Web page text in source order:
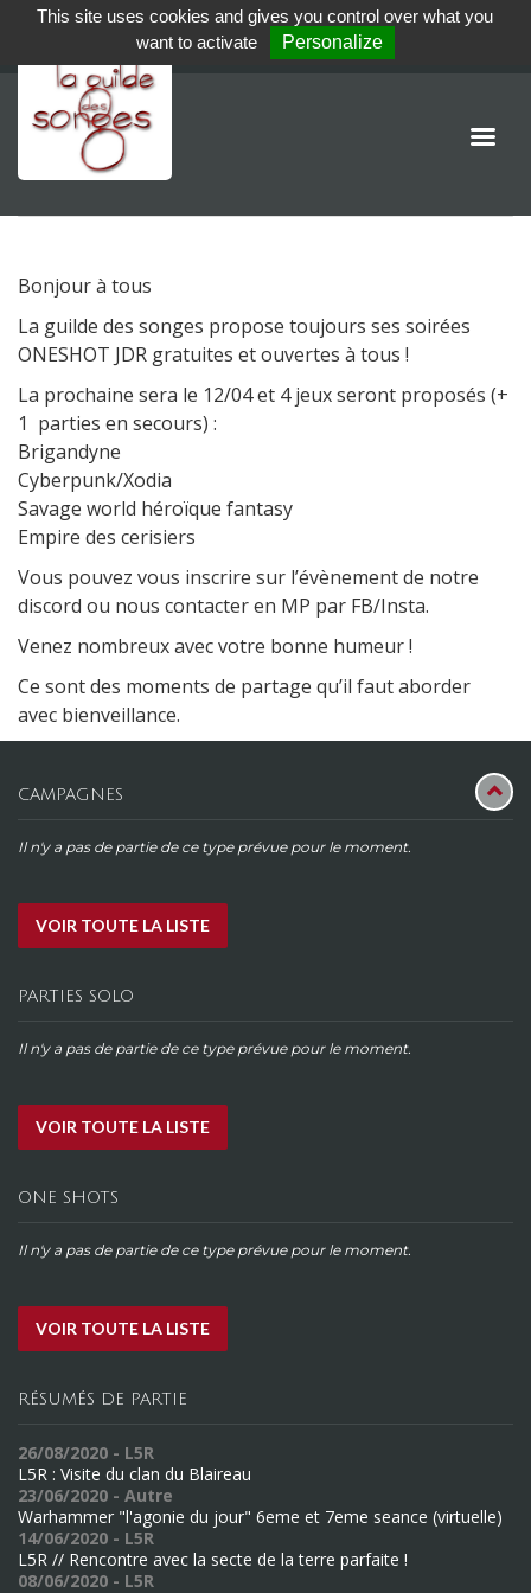
Bonjour à tous
La guilde des songes propose toujours ses soirées
ONESHOT JDR gratuites et ouvertes à tous !
La prochaine sera le 12/04 et 4 jeux seront proposés (+
1 parties en secours) :
Brigandyne
Cyberpunk/Xodia
Savage world héroïque fantasy
Empire des cerisiers
Vous pouvez vous inscrire sur l’évènement de notre
discord ou nous contacter en MP par FB/Insta.
Venez nombreux avec votre bonne humeur !
Ce sont des moments de partage qu’il faut aborder
avec bienveillance.
CAMPAGNES
Il n'y a pas de partie de ce type prévue pour le moment.
VOIR TOUTE LA LISTE
PARTIES SOLO
Il n'y a pas de partie de ce type prévue pour le moment.
VOIR TOUTE LA LISTE
ONE SHOTS
Il n'y a pas de partie de ce type prévue pour le moment.
VOIR TOUTE LA LISTE
RÉSUMÉS DE PARTIE
26/08/2020 - L5R
L5R : Visite du clan du Blaireau
23/06/2020 - Autre
Warhammer "l'agonie du jour" 6eme et 7eme seance (virtuelle)
14/06/2020 - L5R
L5R // Rencontre avec la secte de la terre parfaite !
08/06/2020 - L5R
This site uses cookies and gives you control over what you
want to activate
Personalize